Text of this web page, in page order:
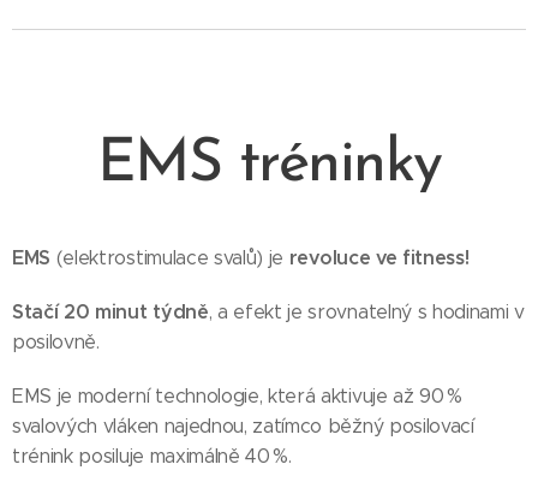
EMS tréninky
EMS (elektrostimulace svalů) je revoluce ve fitness!
Stačí 20 minut týdně, a efekt je srovnatelný s hodinami v
posilovně.
EMS je moderní technologie, která aktivuje až 90 %
svalových vláken najednou, zatímco běžný posilovací
trénink posiluje maximálně 40 %.